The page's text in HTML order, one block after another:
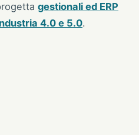
gestionali ed ERP
4.0 e 5.0.